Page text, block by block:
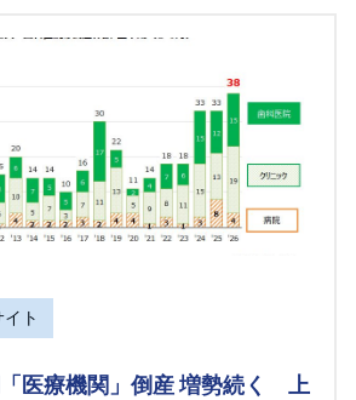
ト
医療機関」倒産 増勢続く 上